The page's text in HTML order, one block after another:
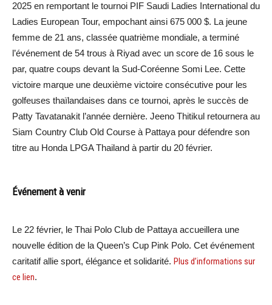
2025 en remportant le tournoi PIF Saudi Ladies International du
Ladies European Tour, empochant ainsi 675 000 $. La jeune
femme de 21 ans, classée quatrième mondiale, a terminé
l’événement de 54 trous à Riyad avec un score de 16 sous le
par, quatre coups devant la Sud-Coréenne Somi Lee. Cette
victoire marque une deuxième victoire consécutive pour les
golfeuses thaïlandaises dans ce tournoi, après le succès de
Patty Tavatanakit l’année dernière. Jeeno Thitikul retournera au
Siam Country Club Old Course à Pattaya pour défendre son
titre au Honda LPGA Thailand à partir du 20 février.
Événement à venir
Le 22 février, le Thai Polo Club de Pattaya accueillera une
nouvelle édition de la Queen’s Cup Pink Polo. Cet événement
caritatif allie sport, élégance et solidarité. Plus d’informations sur
ce lien.